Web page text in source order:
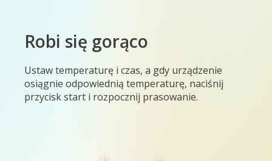
Robi się gorąco
Ustaw temperaturę i czas, a gdy urządzenie
osiągnie odpowiednią temperaturę, naciśnij
przycisk start i rozpocznij prasowanie.